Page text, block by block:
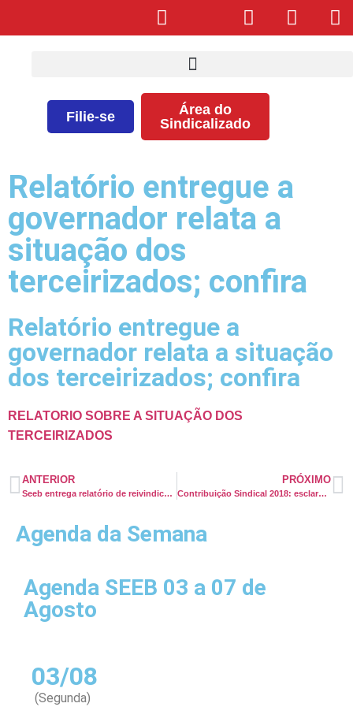
Filie-se
Área do
Sindicalizado
Relatório entregue a
governador relata a
situação dos
terceirizados; confira
Relatório entregue a
governador relata a situação
dos terceirizados; confira
RELATORIO SOBRE A SITUAÇÃO DOS
TERCEIRIZADOS
ANTERIOR
Seeb entrega relatório de reivindicações ao governador
PRÓXIMO
Contribuição Sindical 2018: esclarecimentos
Agenda da Semana
Agenda SEEB 03 a 07 de
Agosto
03/08
(Segunda)